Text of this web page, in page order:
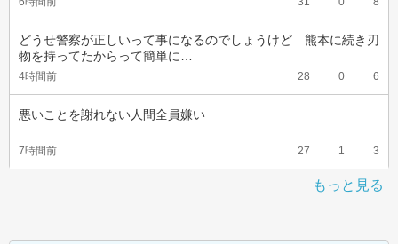
どうせ警察が正しいって事になるのでしょうけど　熊本に続き刃
物を持ってたからって簡単に…
4時間前 28 0 6
悪いことを謝れない人間全員嫌い
7時間前 27 1 3
もっと見る